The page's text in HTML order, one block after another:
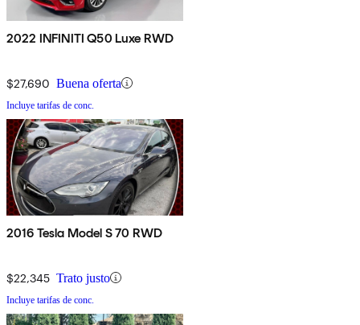
2022 INFINITI Q50 Luxe RWD
$27,690 Buena oferta
Incluye tarifas de conc.
2016 Tesla Model S 70 RWD
$22,345 Trato justo
Incluye tarifas de conc.